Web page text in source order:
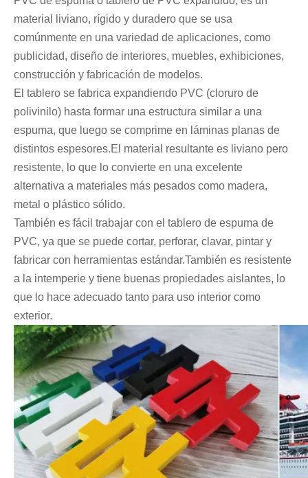
material liviano, rígido y duradero que se usa
comúnmente en una variedad de aplicaciones, como
publicidad, diseño de interiores, muebles, exhibiciones,
construcción y fabricación de modelos.
El tablero se fabrica expandiendo PVC (cloruro de
polivinilo) hasta formar una estructura similar a una
espuma, que luego se comprime en láminas planas de
distintos espesores.El material resultante es liviano pero
resistente, lo que lo convierte en una excelente
alternativa a materiales más pesados ​​como madera,
metal o plástico sólido.
También es fácil trabajar con el tablero de espuma de
PVC, ya que se puede cortar, perforar, clavar, pintar y
fabricar con herramientas estándar.También es resistente
a la intemperie y tiene buenas propiedades aislantes, lo
que lo hace adecuado tanto para uso interior como
exterior.